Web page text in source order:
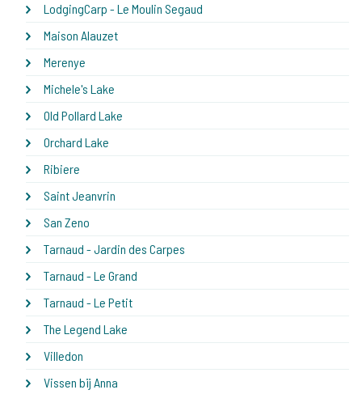
LodgingCarp - Le Moulin Segaud
Maison Alauzet
Merenye
Michele's Lake
Old Pollard Lake
Orchard Lake
Ribiere
Saint Jeanvrin
San Zeno
Tarnaud - Jardin des Carpes
Tarnaud - Le Grand
Tarnaud - Le Petit
The Legend Lake
Villedon
Vissen bij Anna